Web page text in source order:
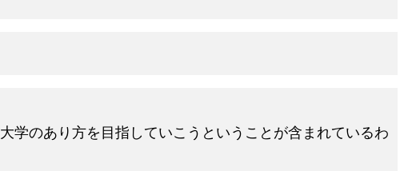
学のあり方を目指していこうということが含まれているわ